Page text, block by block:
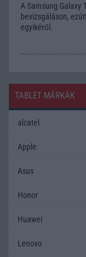
A Samsung Galaxy
bevizsgáláson,
egyikéről.
TABLET MÁRKÁK
alcatel
Apple
Asus
Honor
Huawei
Lenovo